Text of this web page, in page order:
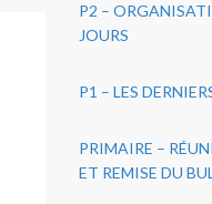
P2 –
JOURS
P1 – LES
PRIMAIRE –
ET REMISE DU